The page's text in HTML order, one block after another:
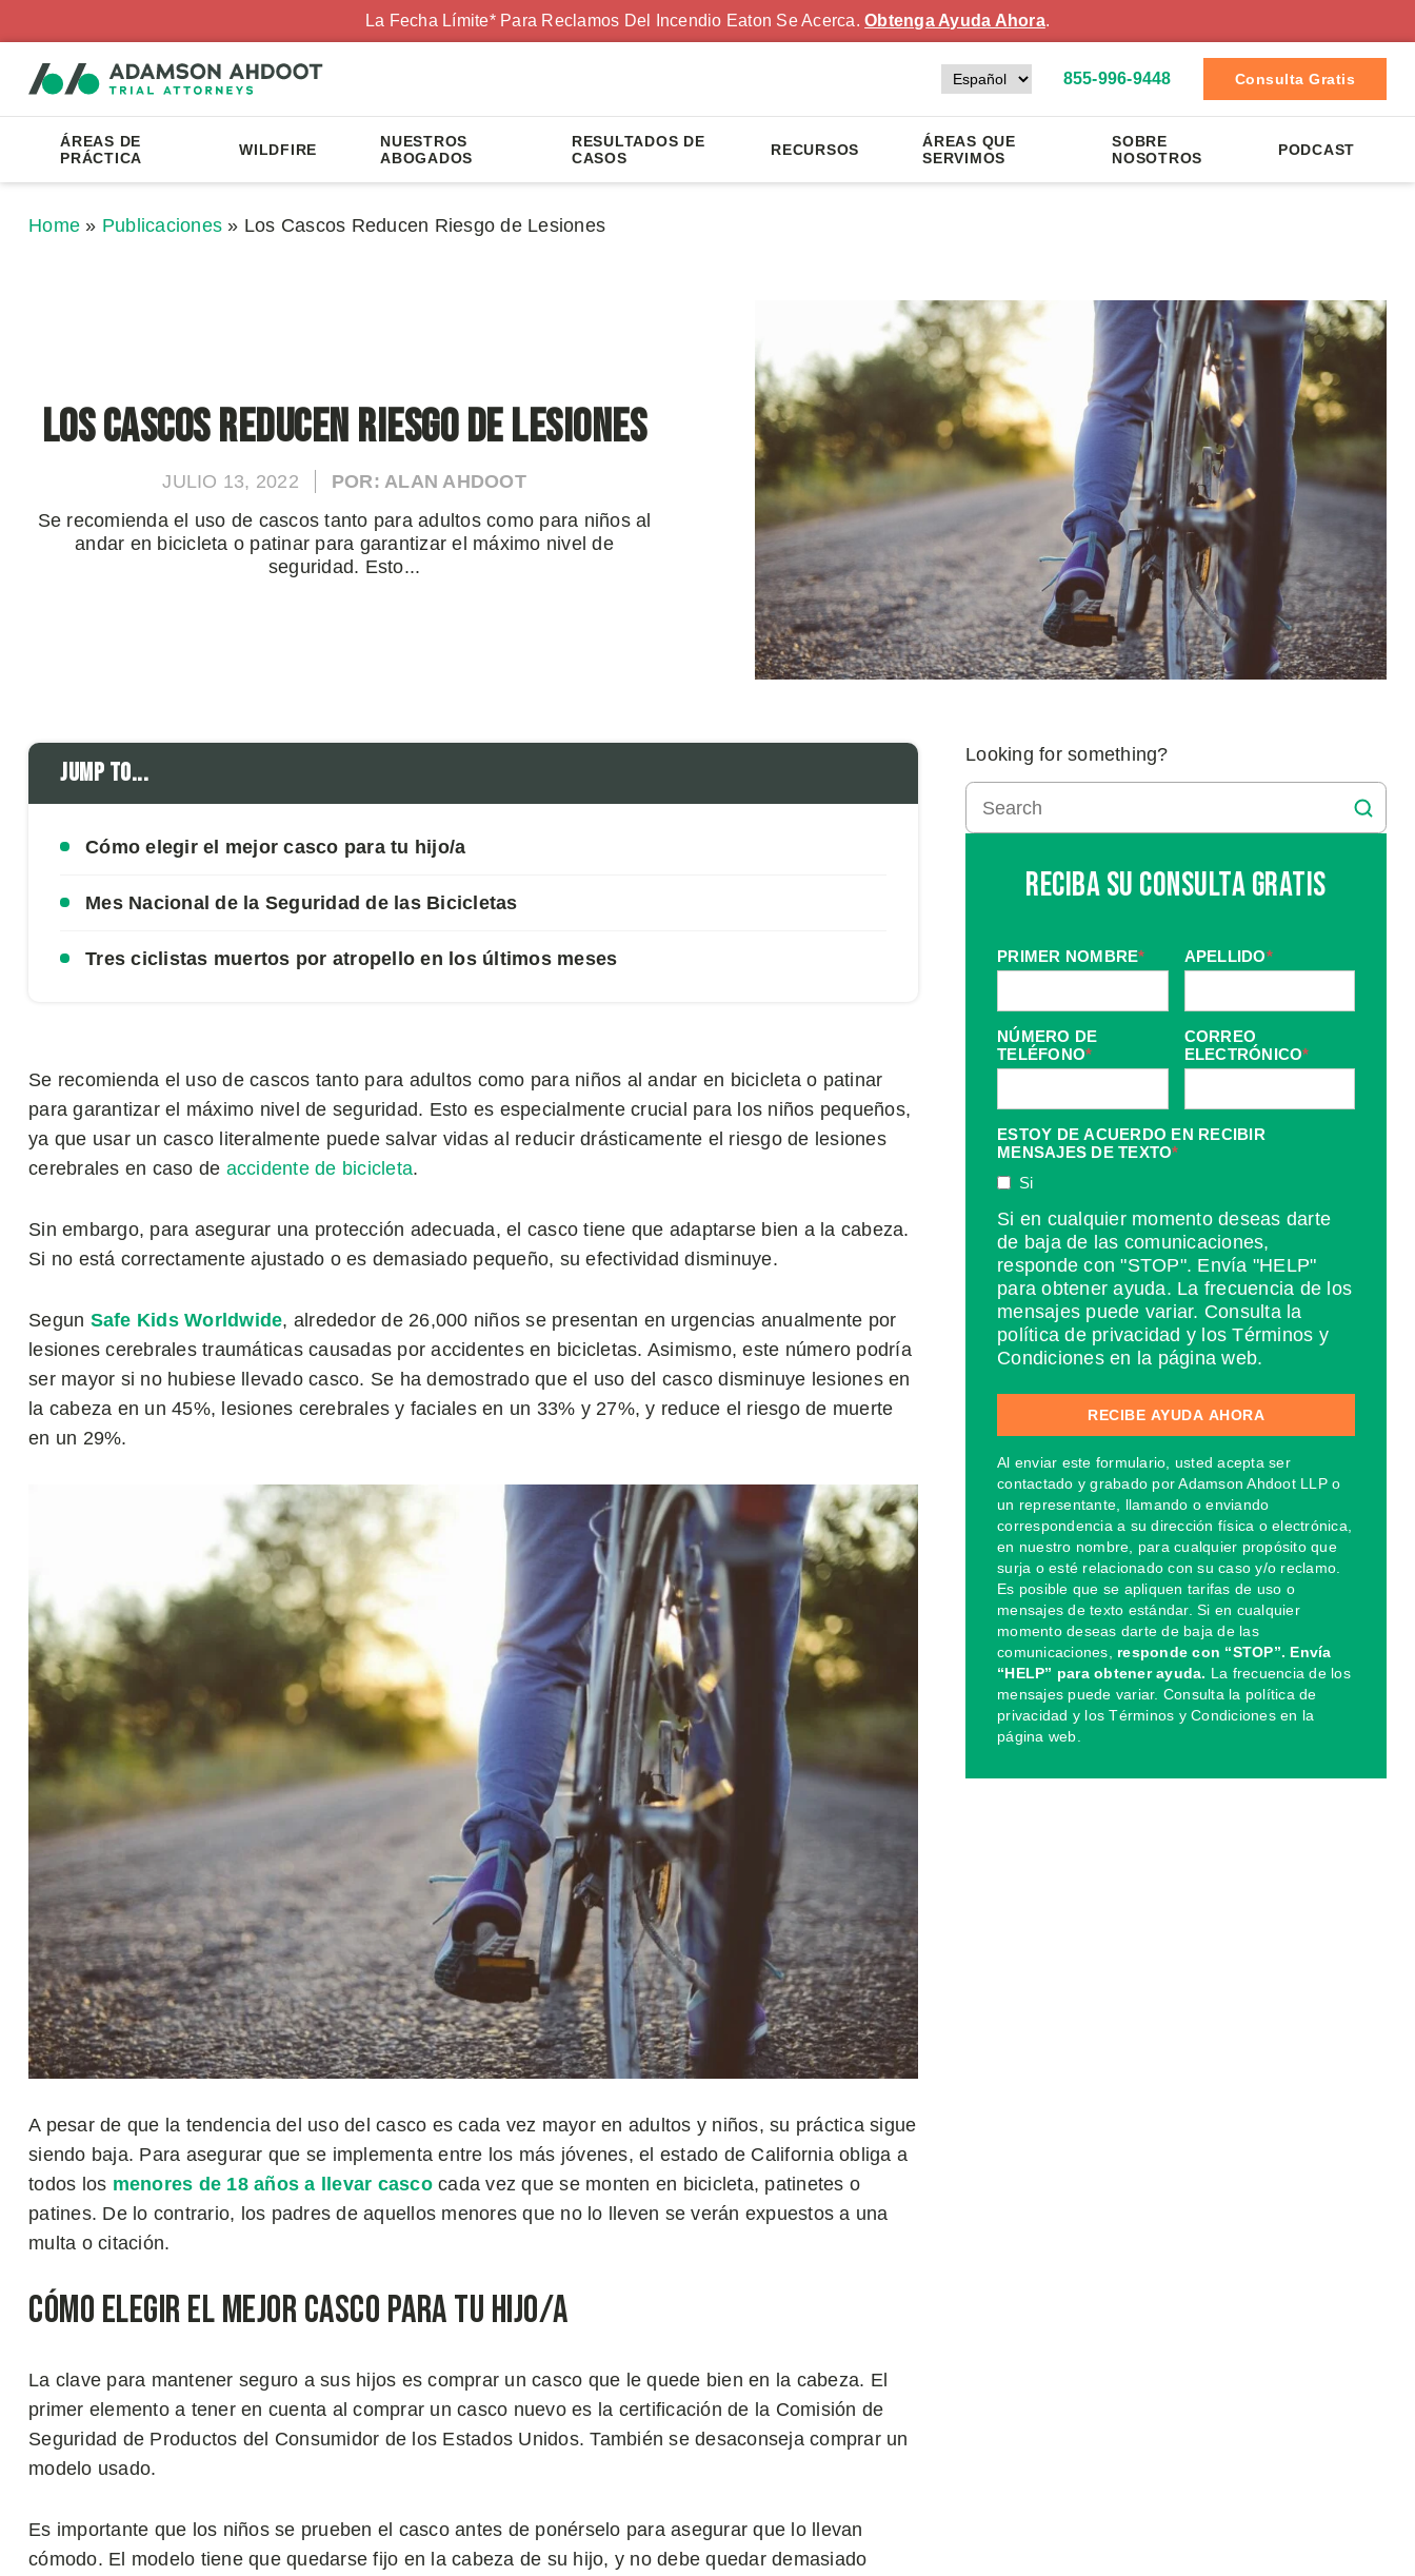
La Fecha Límite* Para Reclamos Del Incendio Eaton Se Acerca.Obtenga Ayuda Ahora.
855-996-9448 Consulta Gratis
ÁREAS DE
PRÁCTICA
WILDFIRE
NUESTROS
ABOGADOS
RESULTADOS DE
CASOS
RECURSOS
ÁREAS QUE
SERVIMOS
SOBRE
NOSOTROS
PODCAST
Home » Publicaciones » Los Cascos Reducen Riesgo de Lesiones
Los Cascos Reducen Riesgo de Lesiones
JULIO 13, 2022
POR: ALAN AHDOOT
Se recomienda el uso de cascos tanto para adultos como para niños al
andar en bicicleta o patinar para garantizar el máximo nivel de
seguridad. Esto...
Jump to...
Cómo elegir el mejor casco para tu hijo/a
Mes Nacional de la Seguridad de las Bicicletas
Tres ciclistas muertos por atropello en los últimos meses
Se recomienda el uso de cascos tanto para adultos como para niños al andar en bicicleta o patinar
para garantizar el máximo nivel de seguridad. Esto es especialmente crucial para los niños pequeños,
ya que usar un casco literalmente puede salvar vidas al reducir drásticamente el riesgo de lesiones
cerebrales en caso de accidente de bicicleta.
Sin embargo, para asegurar una protección adecuada, el casco tiene que adaptarse bien a la cabeza.
Si no está correctamente ajustado o es demasiado pequeño, su efectividad disminuye.
Segun Safe Kids Worldwide, alrededor de 26,000 niños se presentan en urgencias anualmente por
lesiones cerebrales traumáticas causadas por accidentes en bicicletas. Asimismo, este número podría
ser mayor si no hubiese llevado casco. Se ha demostrado que el uso del casco disminuye lesiones en
la cabeza en un 45%, lesiones cerebrales y faciales en un 33% y 27%, y reduce el riesgo de muerte
en un 29%.
A pesar de que la tendencia del uso del casco es cada vez mayor en adultos y niños, su práctica sigue
siendo baja. Para asegurar que se implementa entre los más jóvenes, el estado de California obliga a
todos los menores de 18 años a llevar cascocada vez que se monten en bicicleta, patinetes o
patines. De lo contrario, los padres de aquellos menores que no lo lleven se verán expuestos a una
multa o citación.
Cómo elegir el mejor casco para tu hijo/a
La clave para mantener seguro a sus hijos es comprar un casco que le quede bien en la cabeza. El
primer elemento a tener en cuenta al comprar un casco nuevo es la certificación de la Comisión de
Seguridad de Productos del Consumidor de los Estados Unidos. También se desaconseja comprar un
modelo usado.
Es importante que los niños se prueben el casco antes de ponérselo para asegurar que lo llevan
cómodo. El modelo tiene que quedarse fijo en la cabeza de su hijo, y no debe quedar demasiado
Looking for something?
Reciba Su Consulta Gratis
PRIMER NOMBRE* APELLIDO*
NÚMERO DE
TELÉFONO*
CORREO
ELECTRÓNICO*
ESTOY DE ACUERDO EN RECIBIR
MENSAJES DE TEXTO*
Si
Si en cualquier momento deseas darte
de baja de las comunicaciones,
responde con "STOP". Envía "HELP"
para obtener ayuda. La frecuencia de los
mensajes puede variar. Consulta la
política de privacidad y los Términos y
Condiciones en la página web.
Al enviar este formulario, usted acepta ser
contactado y grabado por Adamson Ahdoot LLP o
un representante, llamando o enviando
correspondencia a su dirección física o electrónica,
en nuestro nombre, para cualquier propósito que
surja o esté relacionado con su caso y/o reclamo.
Es posible que se apliquen tarifas de uso o
mensajes de texto estándar. Si en cualquier
momento deseas darte de baja de las
comunicaciones, responde con “STOP”. Envía
“HELP” para obtener ayuda. La frecuencia de los
mensajes puede variar. Consulta la política de
privacidad y los Términos y Condiciones en la
página web.